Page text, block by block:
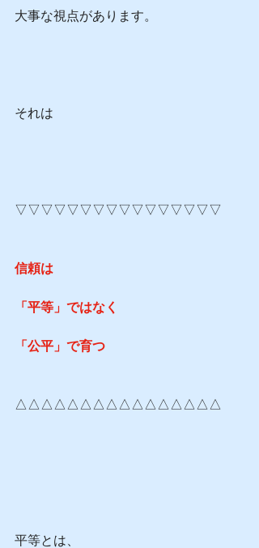
大事な視点があります。
それは
▽▽▽▽▽▽▽▽▽▽▽▽▽▽▽▽
信頼は
「平等」ではなく
「公平」で育つ
△△△△△△△△△△△△△△△△
平等とは、